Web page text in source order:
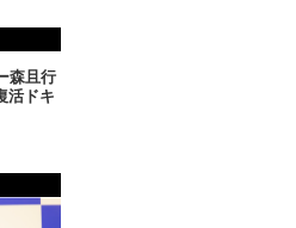
森且行
活ドキ